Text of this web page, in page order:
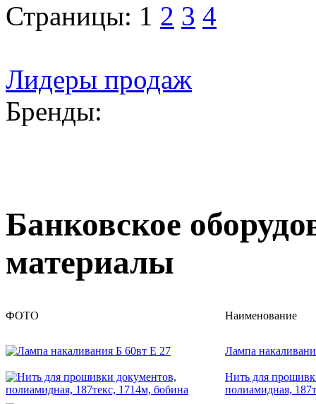
Страницы: 1 2 3 4
Лидеры продаж
Бренды:
Банковское
материалы
ФОТО Наименование
Лампа
Нить для
полиамидная,